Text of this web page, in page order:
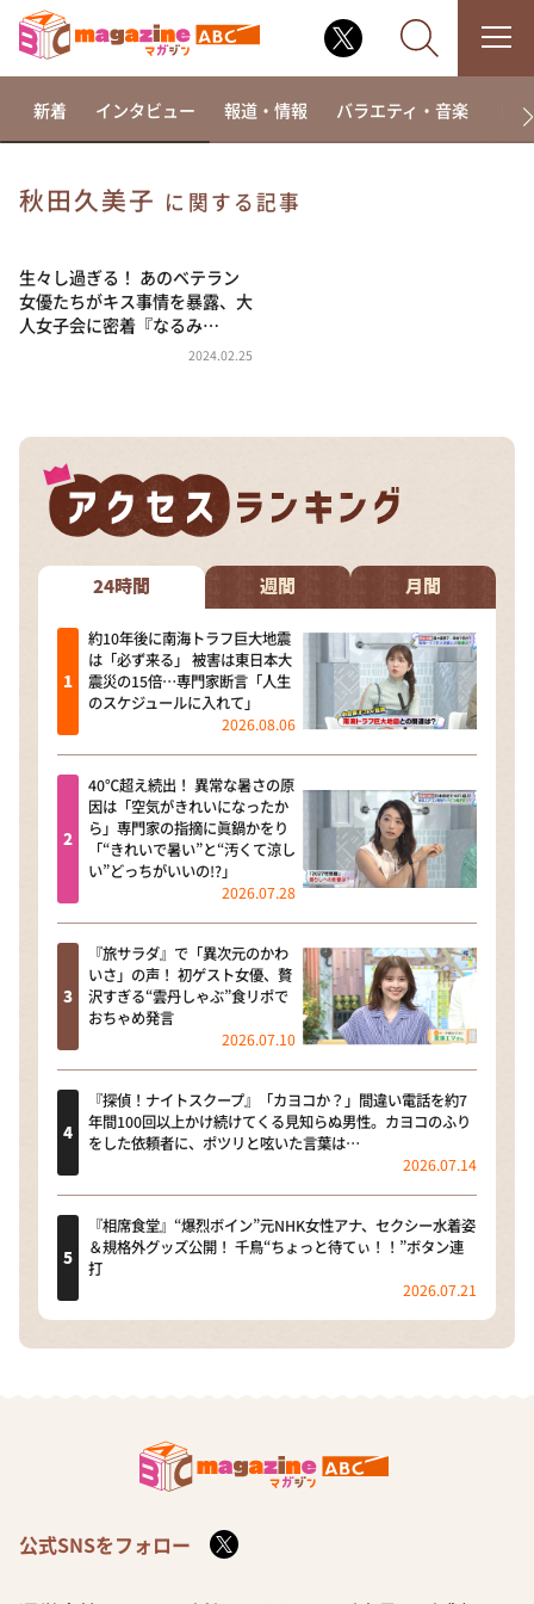
相席食堂
これ余談なんですけど・・・
～人生密着トークバラエティ！～ やすとものいたっ
河合＆A.B.C-Z塚田×福井アナ「なんでやねん！？」
（news おかえり）
DAIGOも台所 ～きょうの献立 何にする？～
本日はダイアンなり！シーズン２
朝だ！生です旅サラダ
教えて！ニュースライブ 正義のミカタ
ＬＩＦＥ～夢のカタチ～
新婚さんいらっしゃい！
ポツンと一軒家
ザキ山小屋本館
ぺこぱのまるスポ
新着 インタビュー 報道・情報 バラエティ・音楽 ド
秋田久美子 に関する記事
生々し過ぎる！ あのベテラン
女優たちがキス事情を暴露、大
人女子会に密着『なるみ…
2024.02.25
24時間 週間 月間
約10年後に南海トラフ巨大地震
は「必ず来る」 被害は東日本大
震災の15倍…専門家断言「人生
のスケジュールに入れて」
2026.08.06
40℃超え続出！ 異常な暑さの原
因は「空気がきれいになったか
ら」専門家の指摘に眞鍋かをり
「“きれいで暑い”と“汚くて涼し
い”どっちがいいの!?」
2026.07.28
『旅サラダ』で「異次元のかわ
いさ」の声！ 初ゲスト女優、贅
沢すぎる“雲丹しゃぶ”食リポで
おちゃめ発言
2026.07.10
『探偵！ナイトスクープ』「カヨコか？」間違い電話を約7
年間100回以上かけ続けてくる見知らぬ男性。カヨコのふり
をした依頼者に、ポツリと呟いた言葉は…
2026.07.14
『相席食堂』“爆烈ボイン”元NHK女性アナ、セクシー水着姿
＆規格外グッズ公開！ 千鳥“ちょっと待てぃ！！”ボタン連
打
2026.07.21
公式SNSをフォロー